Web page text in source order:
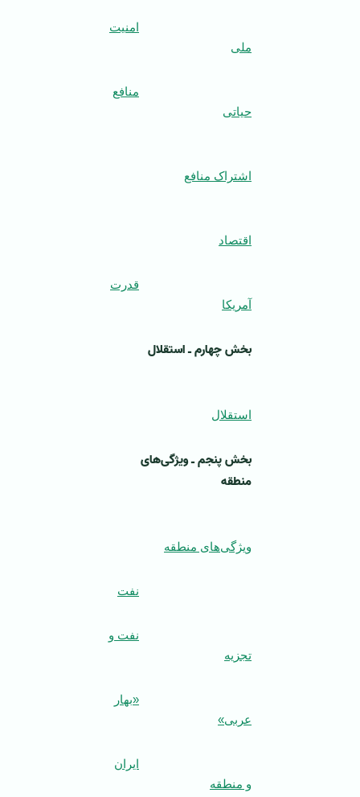
امنیت
ملی
منافع
حیاتی
اشتراک منافع
اقتصاد
قدرت
آمریکا
بخش چهارم ـ استقلال
استقلال
بخش پنجم ـ ویژگی‌های
منطقه
ویژگی‌های منطقه
نفت
نفت و
تجزیه
«بهار
عربی»
ایران
و منطقه